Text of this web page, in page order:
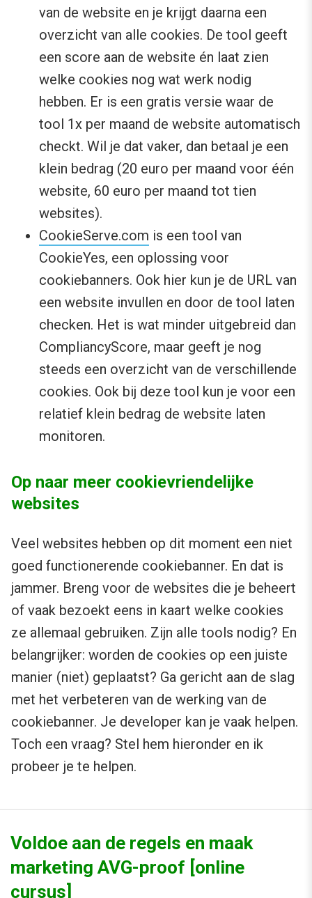
van de website en je krijgt daarna een
overzicht van alle cookies. De tool geeft
een score aan de website én laat zien
welke cookies nog wat werk nodig
hebben. Er is een gratis versie waar de
tool 1x per maand de website automatisch
checkt. Wil je dat vaker, dan betaal je een
klein bedrag (20 euro per maand voor één
website, 60 euro per maand tot tien
websites).
CookieServe.com is een tool van
CookieYes, een oplossing voor
cookiebanners. Ook hier kun je de URL van
een website invullen en door de tool laten
checken. Het is wat minder uitgebreid dan
CompliancyScore, maar geeft je nog
steeds een overzicht van de verschillende
cookies. Ook bij deze tool kun je voor een
relatief klein bedrag de website laten
monitoren.
Op naar meer cookievriendelijke
websites
Veel websites hebben op dit moment een niet
goed functionerende cookiebanner. En dat is
jammer. Breng voor de websites die je beheert
of vaak bezoekt eens in kaart welke cookies
ze allemaal gebruiken. Zijn alle tools nodig? En
belangrijker: worden de cookies op een juiste
manier (niet) geplaatst? Ga gericht aan de slag
met het verbeteren van de werking van de
cookiebanner. Je developer kan je vaak helpen.
Toch een vraag? Stel hem hieronder en ik
probeer je te helpen.
Voldoe aan de regels en maak
marketing AVG-proof [online
cursus]